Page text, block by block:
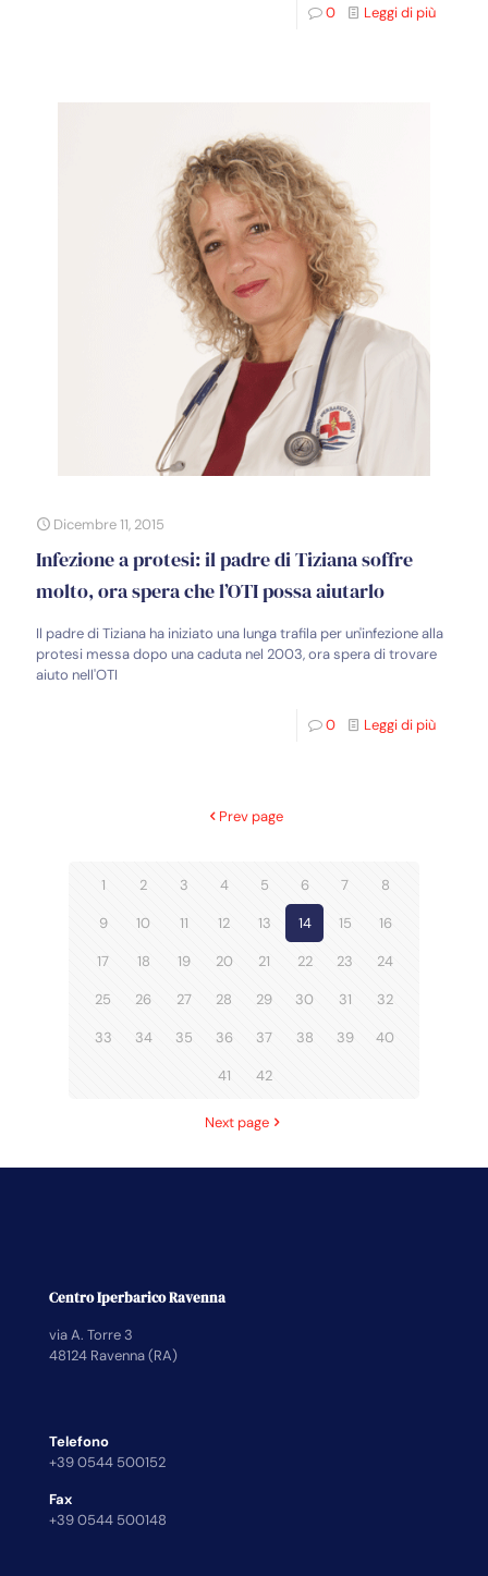
0 Leggi di più
Dicembre 11, 2015
Infezione a protesi: il padre di Tiziana soffre
molto, ora spera che l’OTI possa aiutarlo
Il padre di Tiziana ha iniziato una lunga trafila per un'infezione alla
protesi messa dopo una caduta nel 2003, ora spera di trovare
aiuto nell'OTI
0 Leggi di più
Prev page
1 2 3 4 5 6 7 8
9 10 11 12 13 14 15 16
17 18 19 20 21 22 23 24
25 26 27 28 29 30 31 32
33 34 35 36 37 38 39 40
41 42
Next page
Centro Iperbarico Ravenna
via A. Torre 3
48124 Ravenna (RA)
Telefono
+39 0544 500152
Fax
+39 0544 500148